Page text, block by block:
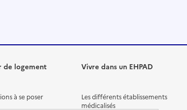
de logement
à se poser
Vivre dans un EHPAD
Les différents établissements
médicalisés